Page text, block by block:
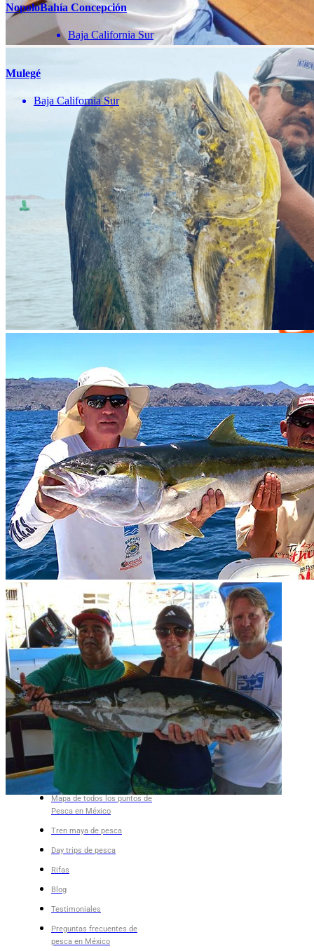
NopoloBahía Concepción
Baja California Sur
Mulegé
Baja California Sur
Contáctanos
Av. Camarón Sábalo 1706,
Local 19
Fracc Sábalo Country, C.P.
82100
(+52) 669 232 9911
Correo electrónico
Video llamada
LinkedIn
Lo Más Interesante
Mapa de todos los puntos de
Pesca en México
Tren maya de pesca
Day trips de pesca
Rifas
Blog
Testimoniales
Preguntas frecuentes de
pesca en México